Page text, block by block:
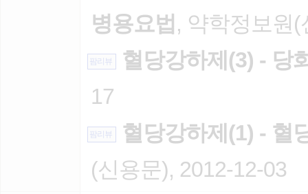
병용요법 , 약학정보원
팜리뷰
혈당강하제(3) - 당
17
팜리뷰
혈당강하제(1) - 혈
(신용문), 2012-12-03